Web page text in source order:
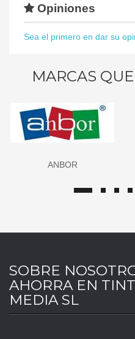
Opiniones
Sea el primero en dar su
MARCAS
SOBRE
AHORRA EN
MEDIA SL